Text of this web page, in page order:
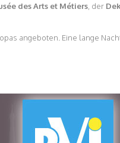
des Arts et Métiers, der
angeboten. Eine lange